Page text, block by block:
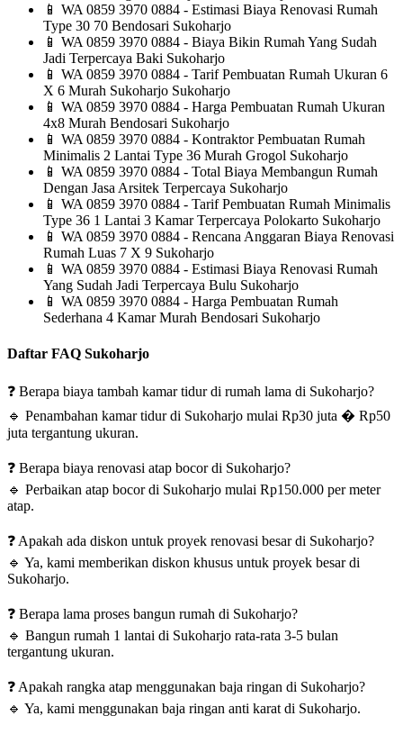
📱 WA 0859 3970 0884 - Estimasi Biaya Renovasi Rumah
Type 30 70 Bendosari Sukoharjo
📱 WA 0859 3970 0884 - Biaya Bikin Rumah Yang Sudah
Jadi Terpercaya Baki Sukoharjo
📱 WA 0859 3970 0884 - Tarif Pembuatan Rumah Ukuran 6
X 6 Murah Sukoharjo Sukoharjo
📱 WA 0859 3970 0884 - Harga Pembuatan Rumah Ukuran
4x8 Murah Bendosari Sukoharjo
📱 WA 0859 3970 0884 - Kontraktor Pembuatan Rumah
Minimalis 2 Lantai Type 36 Murah Grogol Sukoharjo
📱 WA 0859 3970 0884 - Total Biaya Membangun Rumah
Dengan Jasa Arsitek Terpercaya Sukoharjo
📱 WA 0859 3970 0884 - Tarif Pembuatan Rumah Minimalis
Type 36 1 Lantai 3 Kamar Terpercaya Polokarto Sukoharjo
📱 WA 0859 3970 0884 - Rencana Anggaran Biaya Renovasi
Rumah Luas 7 X 9 Sukoharjo
📱 WA 0859 3970 0884 - Estimasi Biaya Renovasi Rumah
Yang Sudah Jadi Terpercaya Bulu Sukoharjo
📱 WA 0859 3970 0884 - Harga Pembuatan Rumah
Sederhana 4 Kamar Murah Bendosari Sukoharjo
Daftar FAQ Sukoharjo
❓ Berapa biaya tambah kamar tidur di rumah lama di Sukoharjo?
🔹 Penambahan kamar tidur di Sukoharjo mulai Rp30 juta � Rp50
juta tergantung ukuran.
❓ Berapa biaya renovasi atap bocor di Sukoharjo?
🔹 Perbaikan atap bocor di Sukoharjo mulai Rp150.000 per meter
atap.
❓ Apakah ada diskon untuk proyek renovasi besar di Sukoharjo?
🔹 Ya, kami memberikan diskon khusus untuk proyek besar di
Sukoharjo.
❓ Berapa lama proses bangun rumah di Sukoharjo?
🔹 Bangun rumah 1 lantai di Sukoharjo rata-rata 3-5 bulan
tergantung ukuran.
❓ Apakah rangka atap menggunakan baja ringan di Sukoharjo?
🔹 Ya, kami menggunakan baja ringan anti karat di Sukoharjo.